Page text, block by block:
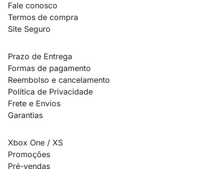
Fale conosco
Termos de compra
Site Seguro
Prazo de Entrega
Formas de pagamento
Reembolso e cancelamento
Política de Privacidade
Frete e Envíos
Garantias
Xbox One / XS
Promoções
Pré-vendas